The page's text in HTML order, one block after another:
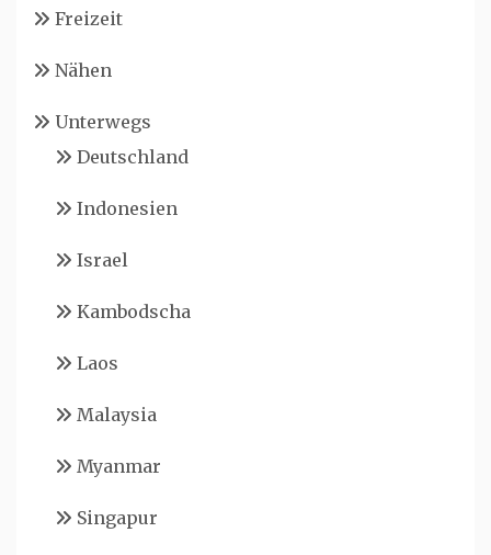
Freizeit
Nähen
Unterwegs
Deutschland
Indonesien
Israel
Kambodscha
Laos
Malaysia
Myanmar
Singapur